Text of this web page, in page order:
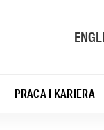
PRACA I KARIERA